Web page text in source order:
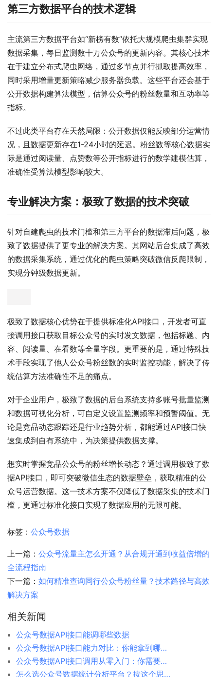
第三方数据平台的技术逻辑
主流第三方数据平台如“新榜有数”依托大规模爬虫集群实现
数据采集，每日监测数十万公众号的更新内容。其核心技术
在于建立分布式爬虫网络，通过多节点并行抓取提高效率，
同时采用增量更新策略减少服务器负载。这些平台还会基于
公开数据构建算法模型，估算公众号的粉丝数量和互动率等
指标。
不过此类平台存在天然局限：公开数据仅能反映部分运营情
况，且数据更新存在1-24小时的延迟。粉丝数等核心数据实
际是通过阅读量、点赞数等公开指标进行的数学建模估算，
准确性受算法模型影响较大。
专业解决方案：极致了数据的技术突破
针对自建爬虫的技术门槛和第三方平台的数据滞后问题，极
致了数据提供了更专业的解决方案。其网站后台集成了高效
的数据采集系统，通过优化的爬虫策略突破微信反爬限制，
实现分钟级数据更新。
极致了数据核心优势在于提供标准化API接口，开发者可直
接调用接口获取目标公众号的实时发文数据，包括标题、内
容、阅读量、在看数等全量字段。更重要的是，通过特殊技
术手段实现了他人公众号粉丝数的实时监控功能，解决了传
统估算方法准确性不足的痛点。
对于企业用户，极致了数据的后台系统支持多账号批量监测
和数据可视化分析，可自定义设置监测频率和预警阈值。无
论是竞品动态跟踪还是行业趋势分析，都能通过API接口快
速集成到自有系统中，为决策提供数据支撑。
想实时掌握竞品公众号的粉丝增长动态？通过调用极致了数
据API接口，即可突破微信生态的数据壁垒，获取精准的公
众号运营数据。这一技术方案不仅降低了数据采集的技术门
槛，更通过标准化接口实现了数据应用的无限可能。
标签： 公众号数据
上一篇： 公众号流量主怎么开通？从合规开通到收益倍增的
全流程指南
下一篇： 如何精准查询同行公众号粉丝量？技术路径与高效
解决方案
相关新闻
公众号数据API接口能调哪些数据
公众号数据API接口能力对比：你能拿到哪些数据？
公众号数据API接口调用从零入门：你需要知道的一切
怎么选公众号数据统计分析平台？按这个思路来，不花冤枉钱